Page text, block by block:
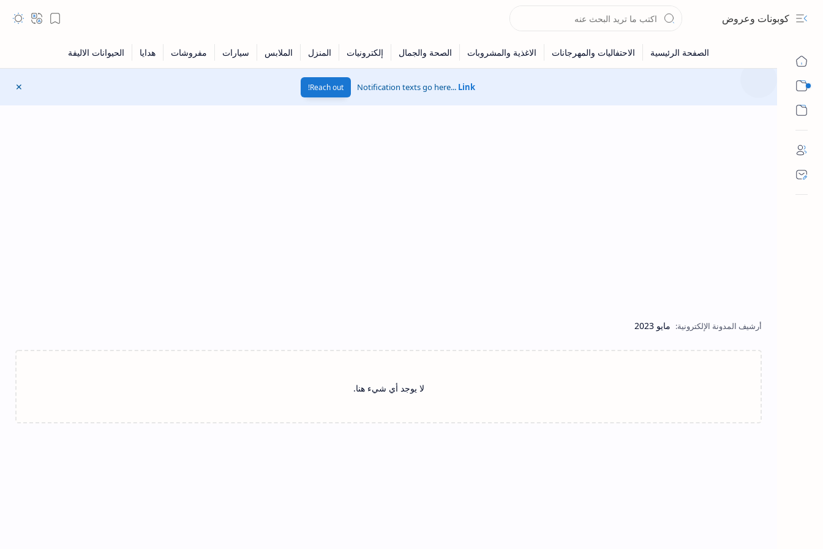
كوبونات وعروض
Notification texts go here... Link
Reach out!
مايو 2023
لا يوجد أي شيء هنا.